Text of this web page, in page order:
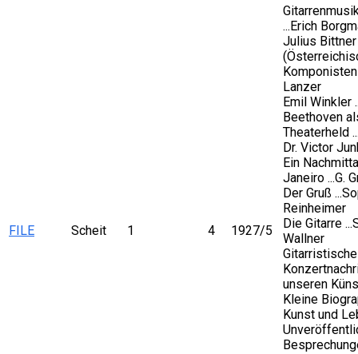
FILE Scheit 1 4 1927/5
...Erich
Julius Bittner
Komponisten
Lanzer
Emil Winkler
Beethoven
Theaterheld
Dr. Victor
Ein
Janeiro ...G.
Der Gruß
Reinheimer
Die Gitarre
Wallner
unseren
Kleine
Kunst und